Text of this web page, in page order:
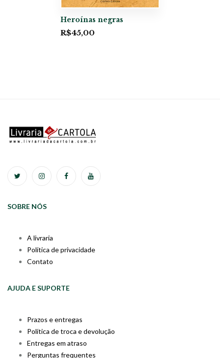
Heroínas negras
R$45,00
SOBRE NÓS
A livraria
Política de privacidade
Contato
AJUDA E SUPORTE
Prazos e entregas
Política de troca e devolução
Entregas em atraso
Perguntas frequentes